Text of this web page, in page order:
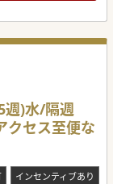
週)水/隔週
セス至便な
インセンティブあり